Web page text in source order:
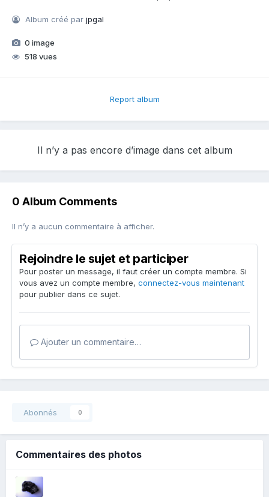
Album créé parjpgal
0 image
518 vues
Report album
Il n’y a pas encore d’image dans cet album
0 Album Comments
Il n’y a aucun commentaire à afficher.
Rejoindre le sujet et participer
Pour poster un message, il faut créer un compte membre. Si
vous avez un compte membre, connectez-vous maintenant
pour publier dans ce sujet.
Ajouter un commentaire…
Abonnés 0
Commentaires des photos